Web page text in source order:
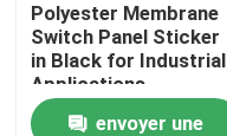
Contrôle de la qualité
Contact
Polyester Membrane
Switch Panel Sticker
in Black for Industrial
Applications
envoyer une